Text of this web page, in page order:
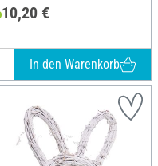
10,20 €
In den Warenkorb